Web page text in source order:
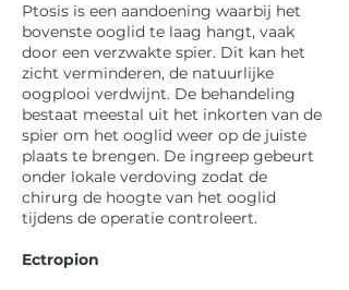
Ptosis is een aandoening waarbij het
bovenste ooglid te laag hangt, vaak
door een verzwakte spier. Dit kan het
zicht verminderen, de natuurlijke
oogplooi verdwijnt. De behandeling
bestaat meestal uit het inkorten van de
spier om het ooglid weer op de juiste
plaats te brengen. De ingreep gebeurt
onder lokale verdoving zodat de
chirurg de hoogte van het ooglid
tijdens de operatie controleert.
Ectropion